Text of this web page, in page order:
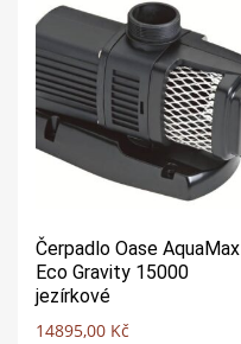
Čerpadlo Oase AquaMax
Eco Gravity 15000
jezírkové
14895,00 Kč